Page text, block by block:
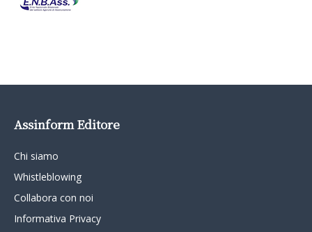
Assinform Editore
Chi siamo
Whistleblowing
Collabora con noi
Informativa Privacy